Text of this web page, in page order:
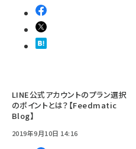
LINE公式アカウントのプラン選択
のポイントとは？【Feedmatic
Blog】
2019年9月10日 14:16